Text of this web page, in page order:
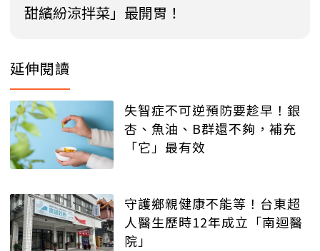
甜繽紛涼拌菜」最開胃！
延伸閱讀
失智症不可逆預防要趁早！銀
杏、魚油、B群還不夠，補充
「它」最有效
守護鄉親健康不能等！台東超
人醫生歷時12年成立「南迴醫
院」